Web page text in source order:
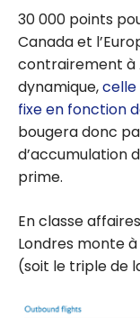
30 000 points
Canada et
contrairement à
dynamique,celle
fixe en fonction
bougera donc
d’accumulation
prime.
En classe
Londres monte à
(soit le triple de